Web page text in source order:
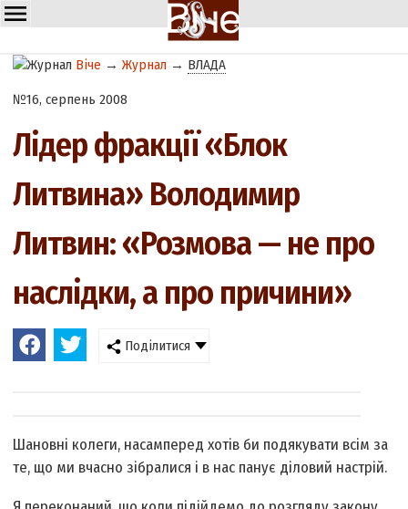
Віче →Журнал → ВЛАДА
№16, серпень 2008
Лідер фракції «Блок
Литвина» Володимир
Литвин: «Розмова — не про
наслідки, а про причини»
Поділитися
Шановні колеги, насамперед хотів би подякувати всім за
те, що ми вчасно зібралися і в нас панує діловий настрій.